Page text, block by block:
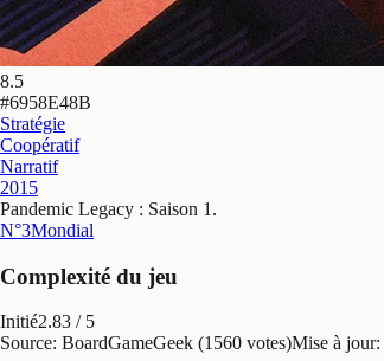
8.5
#6958E48B
Stratégie
Coopératif
Narratif
2015
Pandemic Legacy : Saison 1 .
N°3Mondial
Complexité du jeu
Initié2.83 / 5
Source: BoardGameGeek (1560 votes)Mise à jour: